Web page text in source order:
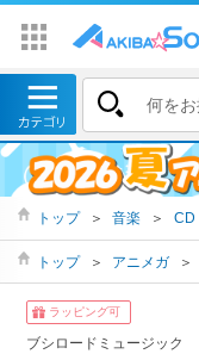
トップ ＞ 音楽 ＞ CD
トップ ＞ アニメガ ＞
ラッピング可
ブシロードミュージック